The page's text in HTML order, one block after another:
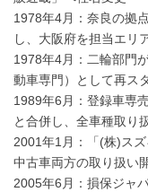
1978年4月：奈良の拠
し、大阪府を担当エリ
1978年4月：二輪部門
動車専門）として再ス
1989年6月：登録車専
と合併し、全車種取り
2001年1月：「(株)ス
中古車両方の取り扱い
2005年6月：損保ジャ